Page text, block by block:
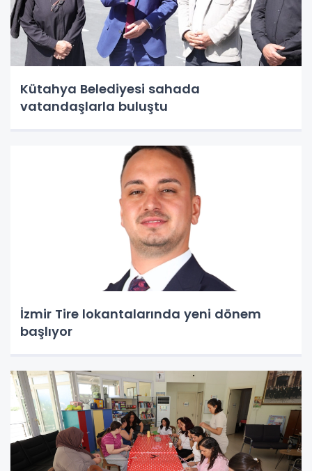
Kütahya Belediyesi sahada
vatandaşlarla buluştu
İzmir Tire lokantalarında yeni dönem
başlıyor